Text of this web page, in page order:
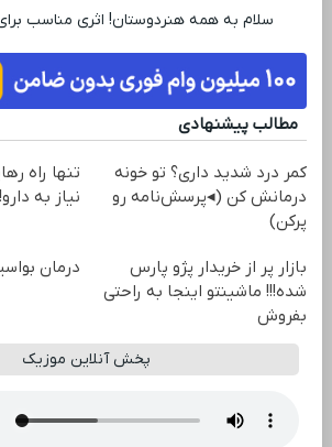
سلام به همه هنردوستان! اثری مناسب
مطالب پیشنهادی
کمر درد شدید داری؟ تو خونه
درمانش کن (◂پرسش‌نامه رو
پرکن)
تنها راه
نیاز به
بازار پر از خریدار پژو پارس
شده!!! ماشینتو اینجا به راحتی
بفروش
درمان بواسیر در
پخش آنلاین موزیک